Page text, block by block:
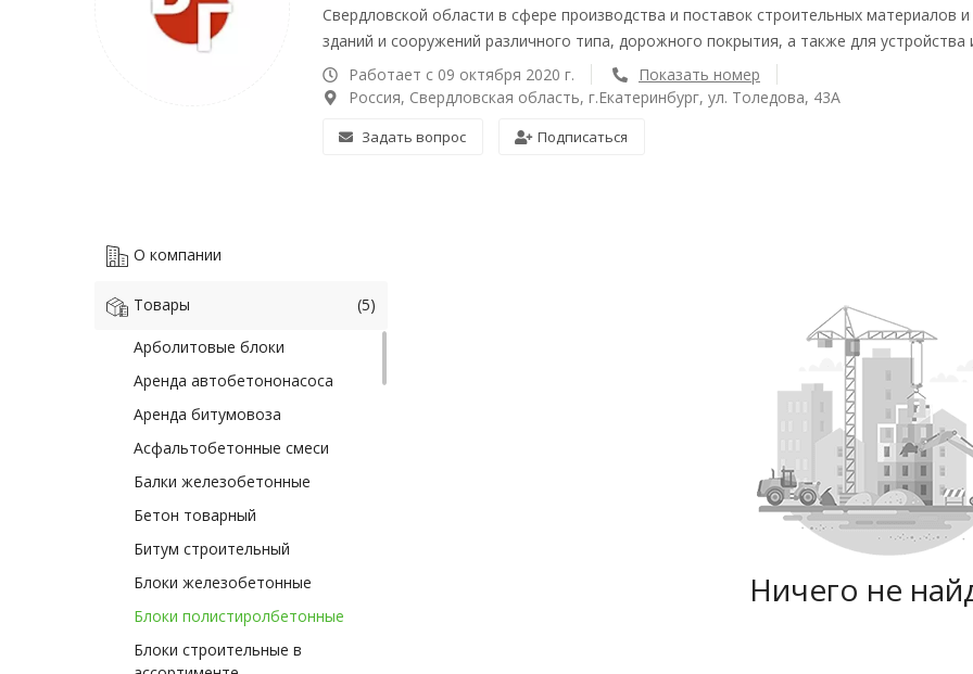
Свердловской области в сфере производства и поставок строительных материалов
зданий и сооружений различного типа, дорожного покрытия, а также для
Работает с 09 октября 2020 г.
Показать номер
Россия, Свердловская область, г.Екатеринбург, ул. Толедова, 43А
Задать вопрос Подписаться
О компании
Товары (5)
Арболитовые блоки
Аренда автобетононасоса
Аренда битумовоза
Асфальтобетонные смеси
Балки железобетонные
Бетон товарный
Битум строительный
Блоки железобетонные
Блоки полистиролбетонные
Блоки строительные в
Ничего не